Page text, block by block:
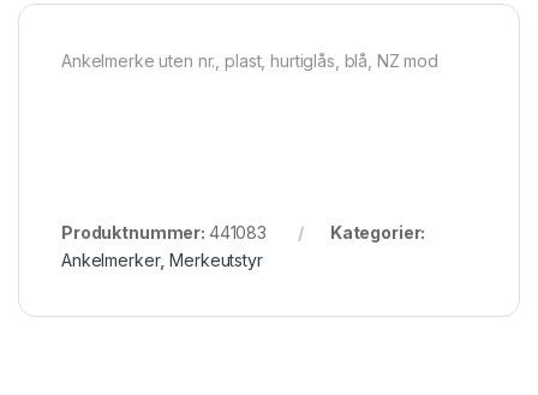
Ankelmerke uten nr., plast, hurtiglås, blå, NZ mod
Produktnummer: 441083
Kategorier:
Ankelmerker,Merkeutstyr